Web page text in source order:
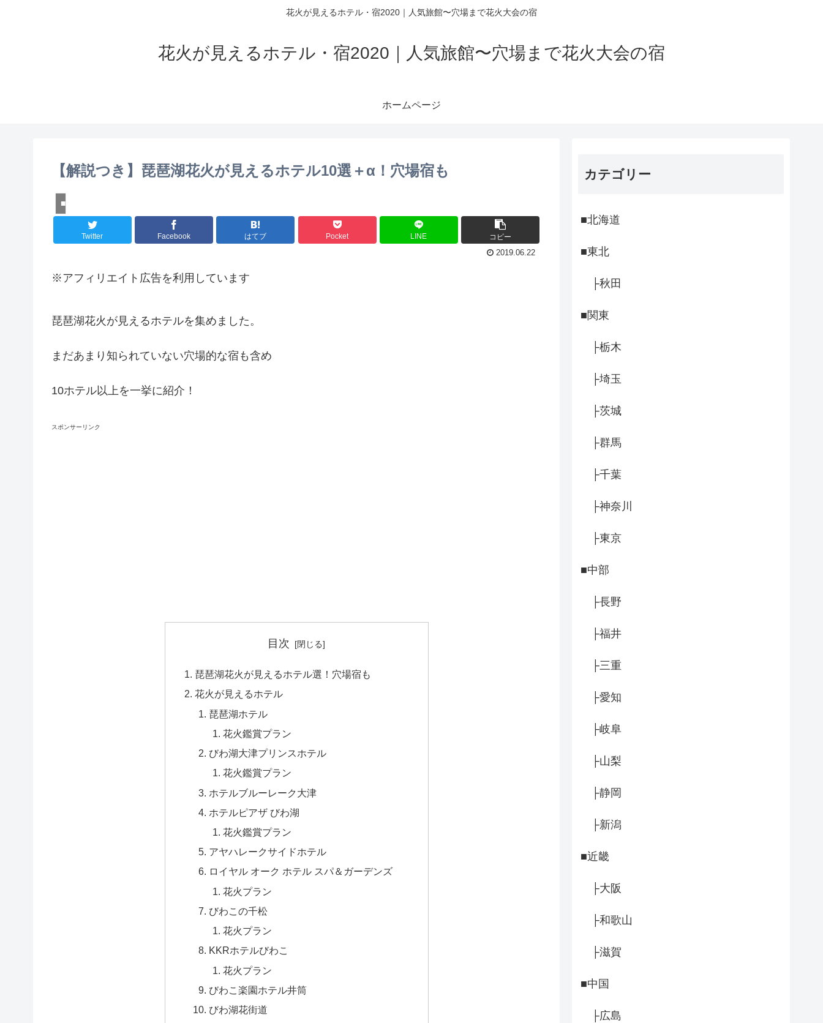
花火が見えるホテル・宿2020｜人気旅館〜穴場まで花火大会の宿
花火が見えるホテル・宿2020｜人気旅館〜穴場まで花火大会の宿
ホームページ
【解説つき】琵琶湖花火が見えるホテル10選＋α！穴場宿も
■近畿
Twitter Facebook はてブ Pocket LINE
コピー
2019.06.22
※アフィリエイト広告を利用しています
琵琶湖花火が見えるホテルを集めました。
まだあまり知られていない穴場的な宿も含め
10ホテル以上を一挙に紹介！
スポンサーリンク
目次
琵琶湖花火が見えるホテル選！穴場宿も
花火が見えるホテル
琵琶湖ホテル
花火鑑賞プラン
びわ湖大津プリンスホテル
花火鑑賞プラン
ホテルブルーレーク大津
ホテルピアザ びわ湖
花火鑑賞プラン
アヤハレークサイドホテル
ロイヤル オーク ホテル スパ＆ガーデンズ
花火プラン
びわこの千松
花火プラン
KKRホテルびわこ
花火プラン
びわこ楽園ホテル井筒
びわ湖花街道
カテゴリー
■北海道
■東北
├秋田
■関東
├栃木
├埼玉
├茨城
├群馬
├千葉
├神奈川
├東京
■中部
├長野
├福井
├三重
├愛知
├岐阜
├山梨
├静岡
├新潟
■近畿
├大阪
├和歌山
├滋賀
■中国
├広島